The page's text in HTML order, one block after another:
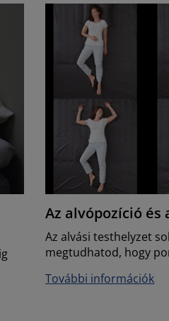
Az alvópozíció és
Az alvási testhelyzet
megtudhatod, hogy
További információk